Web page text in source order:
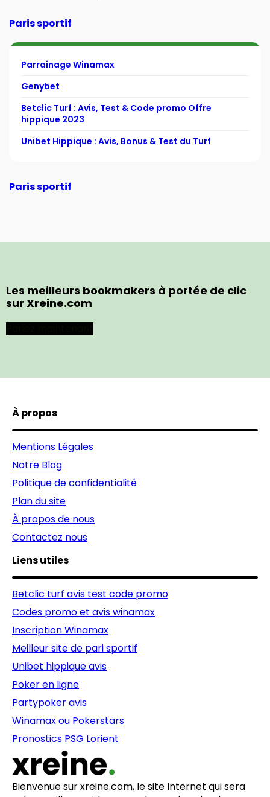
Paris sportif
Parrainage Winamax
Genybet
Betclic Turf : Avis, Test & Code promo Offre
hippique 2023
Unibet Hippique : Avis, Bonus & Test du Turf
Paris sportif
Les meilleurs bookmakers à portée de clic
sur Xreine.com
À propos
Mentions Légales
Notre Blog
Politique de confidentialité
Plan du site
À propos de nous
Contactez nous
Liens utiles
Betclic turf avis test code promo
Codes promo et avis winamax
Inscription Winamax
Meilleur site de pari sportif
Unibet hippique avis
Poker en ligne
Partypoker avis
Winamax ou Pokerstars
Pronostics PSG Lorient
Bienvenue sur xreine.com, le site Internet qui sera